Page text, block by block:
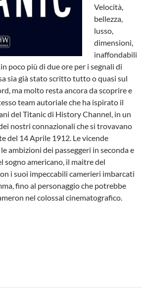
Velocità,
bellezza,
lusso,
dimensioni,
inaffondabili
poco più di due ore per i segnali di
sia già stato scritto tutto o quasi sul
ma molto resta ancora da scoprire e
team autoriale che ha ispirato il
del Titanic di History Channel, in un
nostri connazionali che si trovavano
del 14 Aprile 1912. Le vicende
ambizioni dei passeggeri in seconda e
sogno americano, il maitre del
i suoi impeccabili camerieri imbarcati
fino al personaggio che potrebbe
nel colossal cinematografico.